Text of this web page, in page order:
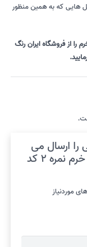
هایی که به همین منظور
را از فروشگاه ایران رنگ
را ارسال می
کنید برای “قلم مو دسته سبز خرم نمره 2 کد
موردنیاز